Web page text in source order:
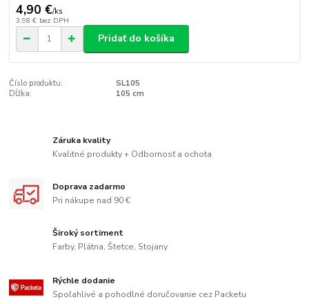
4,90 €/ks
3,98 € bez DPH
Pridať do košíka
Číslo produktu:
SL105
Dĺžka:
105 cm
Záruka kvality
Kvalitné produkty + Odbornosť a ochota
Doprava zadarmo
Pri nákupe nad 90 €
Široký sortiment
Farby, Plátna, Štetce, Stojany
Rýchle dodanie
Spoľahlivé a pohodlné doručovanie cez Packetu